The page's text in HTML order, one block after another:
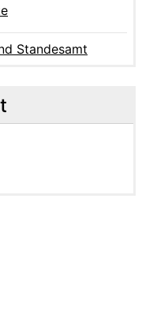
Standesamt